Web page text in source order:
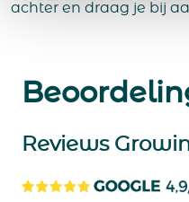
achter en draag je bij
Reviews